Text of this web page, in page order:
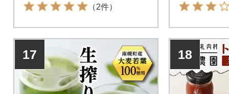
（2件）
17 18